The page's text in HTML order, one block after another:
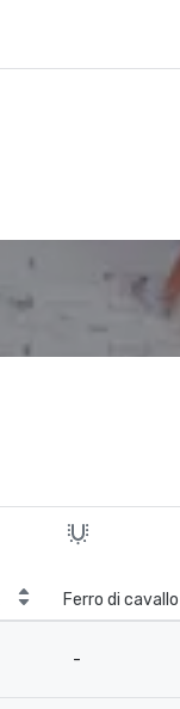
Ferro di cavallo
-